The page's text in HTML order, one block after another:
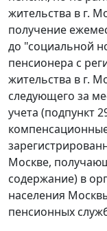
жительства в г.
получение
до "социальной
пенсионера с
жительства в г.
следующего за
учета (подпункт
Москве,
содержание) в
населения
пенсионных